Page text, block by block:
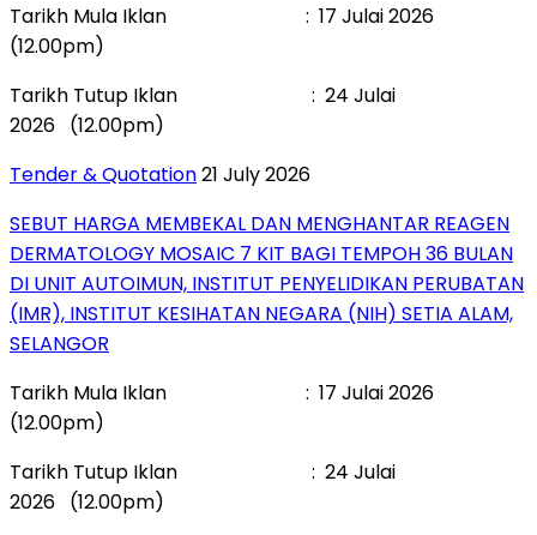
Tarikh Mula Iklan : 17 Julai 2026
(12.00pm)
Tarikh Tutup Iklan : 24 Julai
2026 (12.00pm)
Tender & Quotation21 July 2026
SEBUT HARGA MEMBEKAL DAN MENGHANTAR REAGEN
DERMATOLOGY MOSAIC 7 KIT BAGI TEMPOH 36 BULAN
DI UNIT AUTOIMUN, INSTITUT PENYELIDIKAN PERUBATAN
(IMR), INSTITUT KESIHATAN NEGARA (NIH) SETIA ALAM,
SELANGOR
Tarikh Mula Iklan : 17 Julai 2026
(12.00pm)
Tarikh Tutup Iklan : 24 Julai
2026 (12.00pm)